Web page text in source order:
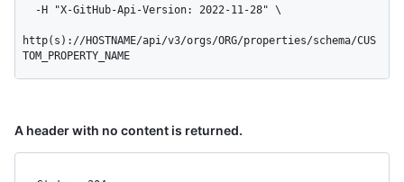
http(s)://HOSTNAME/api/v3/orgs/ORG/properties/schema/CUS
TOM_PROPERTY_NAME
A header with no content is returned.